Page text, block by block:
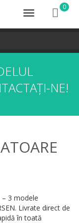
Toggle
navigation
0
NE!
– 3 modele
Livrate direct de
în toată